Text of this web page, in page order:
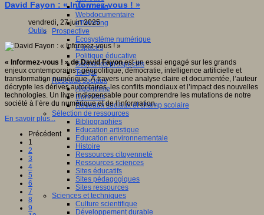
Web radio
Webdocumentaire
eTwinning
Prospective
Ecosystème numérique
Espaces
Politique éducative
Scénarios prospectifs
Temps
Réseaux sociaux
Algorithme
Données
Réseaux sociaux et champ scolaire
Sélection de ressources
Bibliographies
Education artistique
Education environnementale
Histoire
Ressources citoyenneté
Ressources sciences
Sites éducatifs
Sites pédagogiques
Sites ressources
Sciences et techniques
Culture scientifique
Développement durable
David Fayon : « Informez-vous ! »
vendredi, 27 juin 2025
Outils
« Informez-vous ! » de David Fayonest un essai engagé sur les grands
enjeux contemporains : géopolitique, démocratie, intelligence artificielle et
transformation numérique. À travers une analyse claire et documentée, l’auteur
décrypte les dérives autoritaires, les conflits mondiaux et l’impact des nouvelles
technologies. Un livre indispensable pour comprendre les mutations de notre
société à l’ère du numérique et de l’information.
En savoir plus...
Précédent
1
2
3
4
5
6
7
8
9